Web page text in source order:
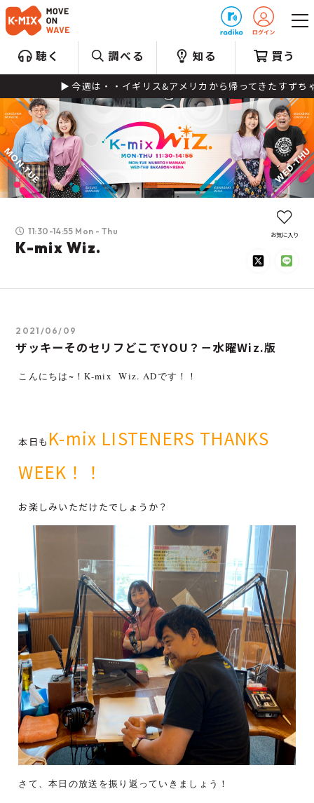
聴く 調べる 知る 買う
今週は・・イギリス&アメリカから帰ってきたすずちゃん1
11:30-14:55 Mon - Thu
K-mix Wiz.
お気に入り
2021/06/09
ザッキーそのセリフどこでYOU？－水曜Wiz.版
こんにちは~ ！K-mix Wiz. ADです！！
本日も K-mix LISTENERS THANKS
WEEK！！
お楽しみいただけたでしょうか？
さて、本日の放送を振り返っていきましょう！